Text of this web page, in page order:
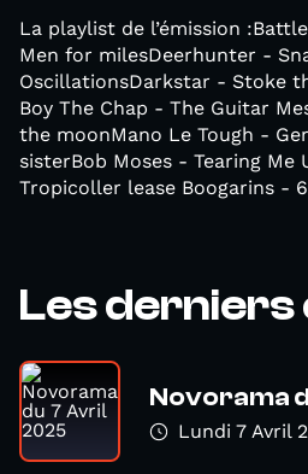
La playlist de l’émission
Men for milesDeerhunter -
OscillationsDarkstar - Stoke
Boy The Chap - The Guitar
the moonMano Le Tough -
sisterBob Moses - Tearing Me
Tropicoller lease Boogarins -
Les derniers
Novorama
Lundi 7 Avril